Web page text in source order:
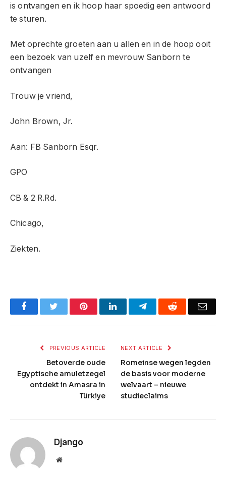
is ontvangen en ik hoop haar spoedig een antwoord
te sturen.
Met oprechte groeten aan u allen en in de hoop ooit
een bezoek van uzelf en mevrouw Sanborn te
ontvangen
Trouw je vriend,
John Brown, Jr.
Aan: FB Sanborn Esqr.
GPO
CB & 2 R.Rd.
Chicago,
Ziekten.
FacebookTwitter PinterestLinkedInTelegramReddit
PREVIOUS ARTICLE
Betoverde oude
Egyptische amuletzegel
ontdekt in Amasra in
Türkiye
NEXT ARTICLE
Romeinse wegen legden
de basis voor moderne
welvaart – nieuwe
studieclaims
Django
Website